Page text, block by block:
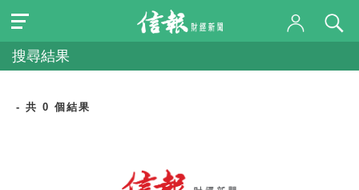
搜尋結果
- 共 0 個結果